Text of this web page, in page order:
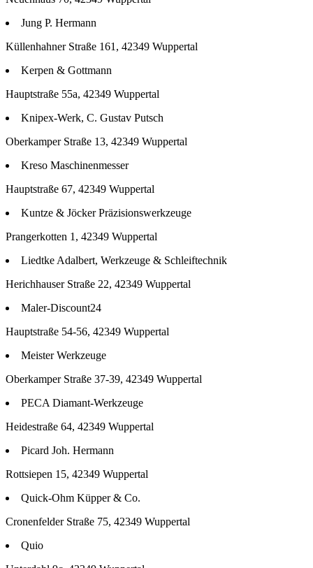
Jung P. Hermann
Küllenhahner Straße 161, 42349 Wuppertal
Kerpen & Gottmann
Hauptstraße 55a, 42349 Wuppertal
Knipex-Werk, C. Gustav Putsch
Oberkamper Straße 13, 42349 Wuppertal
Kreso Maschinenmesser
Hauptstraße 67, 42349 Wuppertal
Kuntze & Jöcker Präzisionswerkzeuge
Prangerkotten 1, 42349 Wuppertal
Liedtke Adalbert, Werkzeuge & Schleiftechnik
Herichhauser Straße 22, 42349 Wuppertal
Maler-Discount24
Hauptstraße 54-56, 42349 Wuppertal
Meister Werkzeuge
Oberkamper Straße 37-39, 42349 Wuppertal
PECA Diamant-Werkzeuge
Heidestraße 64, 42349 Wuppertal
Picard Joh. Hermann
Rottsiepen 15, 42349 Wuppertal
Quick-Ohm Küpper & Co.
Cronenfelder Straße 75, 42349 Wuppertal
Quio